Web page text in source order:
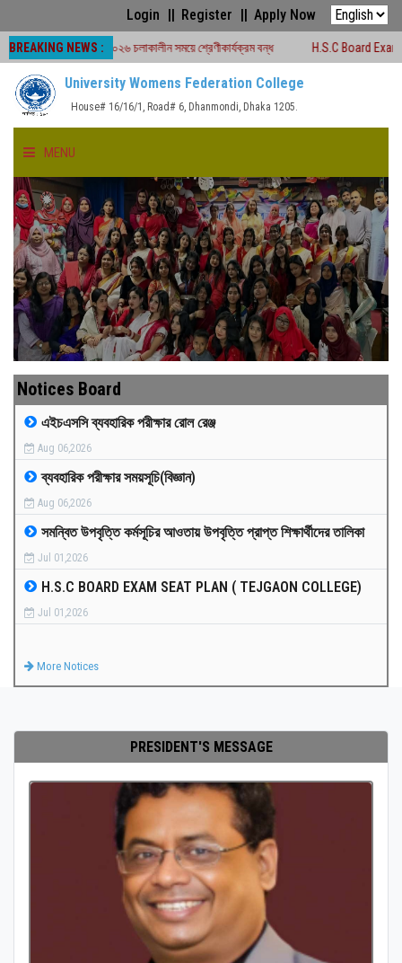
Login Register Apply Now
BREAKING NEWS :
পরীক্ষা -২০২৬ চলাকালীন সময়ে শ্রেণীকার্যক্রম বন্ধ H.S.C Board Exam Seat Plan (
University Womens Federation College
House# 16/16/1, Road# 6, Dhanmondi, Dhaka 1205.
MENU
HOME
ABOUT US
FACULTIES
ACADEMICS
GALLERY
MEDIA
PAYMENT
CO-CURRICULUM
RESULTS
Notices Board
এইচএসসি ব্যবহারিক পরীক্ষার রোল রেঞ্জ
Aug 06,2026
ব্যবহারিক পরীক্ষার সময়সূচি(বিজ্ঞান)
Aug 06,2026
সমন্বিত উপবৃত্তি কর্মসূচির আওতায় উপবৃত্তি প্রাপ্ত শিক্ষার্থীদের তালিকা
Jul 01,2026
H.S.C BOARD EXAM SEAT PLAN ( TEJGAON COLLEGE)
Jul 01,2026
More Notices
PRESIDENT'S MESSAGE